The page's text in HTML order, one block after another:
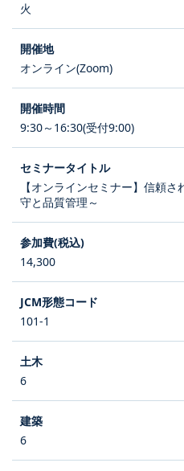
火
オンライン(Zoom)
9:30～16:30(受付9:00)
【オンラインセミナー】信頼
守と品質管理～
14,300
101-1
6
6